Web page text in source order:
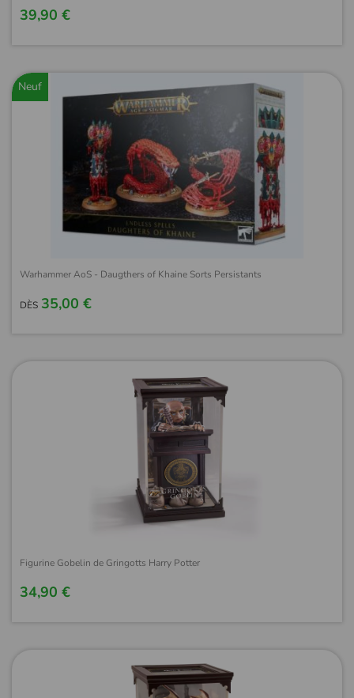
39,90 €
Neuf
Warhammer AoS - Daugthers of Khaine Sorts Persistants
DÈS 35,00 €
Figurine Gobelin de Gringotts Harry Potter
34,90 €